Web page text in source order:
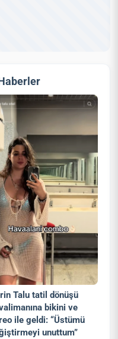
Talu tatil dönüşü
bikini ve
ile geldi: “Üstümü
unuttum”